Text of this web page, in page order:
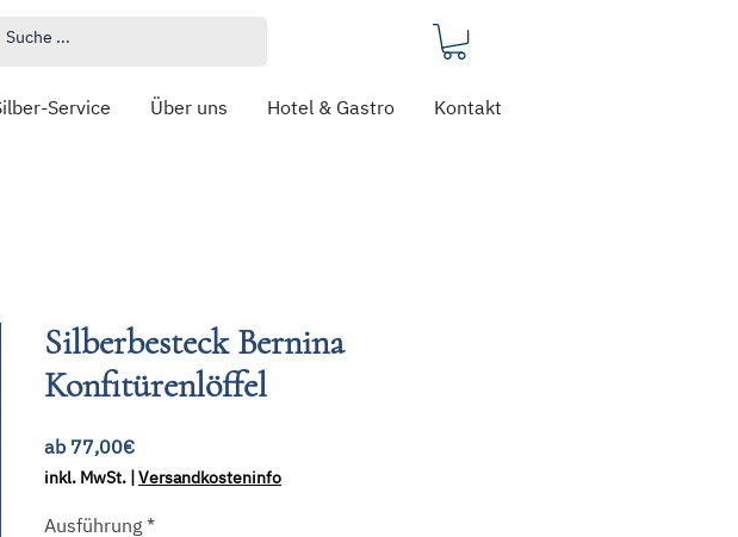
Service Über uns Hotel & Gastro Kontakt
Silberbesteck Bernina
Konfitürenlöffel
ab 77,00€Sale-
Preis
inkl. MwSt. |Versandkosteninfo
Ausführung *